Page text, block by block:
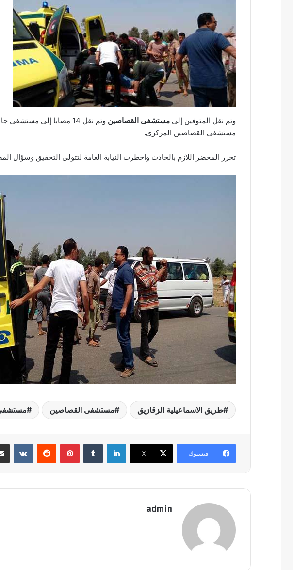
وتم نقل المتوفين إلى مستشفى القصاصين
مستشفى القصاصين المركزى.
تحرر المحضر اللازم بالحادث واخطرت النيابة العامة لتتولى التحقيق وسؤال
طريق الاسماعيلية الزقازيق مستشفى القصاصين
فيسبوك ‫X
لينكدإن بينتيريست
admin